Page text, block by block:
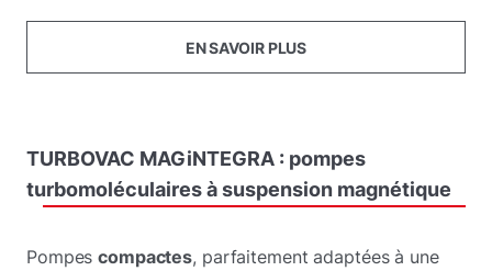
EN SAVOIR PLUS
TURBOVAC MAGiNTEGRA : pompes
turbomoléculairesàsuspension magnétique
Pompescompactes, parfaitement adaptées à une